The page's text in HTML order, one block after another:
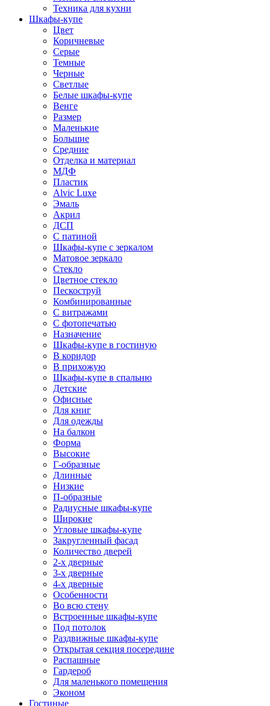
Техника для кухни
Шкафы-купе
Цвет
Коричневые
Серые
Темные
Черные
Светлые
Белые шкафы-купе
Венге
Размер
Маленькие
Большие
Средние
Отделка и материал
МДФ
Пластик
Alvic Luxe
Эмаль
Акрил
ДСП
С патиной
Шкафы-купе с зеркалом
Матовое зеркало
Стекло
Цветное стекло
Пескоструй
Комбинированные
С витражами
С фотопечатью
Назначение
Шкафы-купе в гостиную
В коридор
В прихожую
Шкафы-купе в спальню
Детские
Офисные
Для книг
Для одежды
На балкон
Форма
Высокие
Г-образные
Длинные
Низкие
П-образные
Радиусные шкафы-купе
Широкие
Угловые шкафы-купе
Закругленный фасад
Количество дверей
2-х дверные
3-х дверные
4-х дверные
Особенности
Во всю стену
Встроенные шкафы-купе
Под потолок
Раздвижные шкафы-купе
Открытая секция посередине
Распашные
Гардероб
Для маленького помещения
Эконом
Гостиные